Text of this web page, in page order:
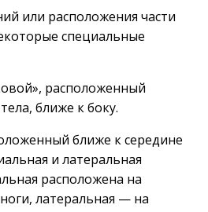
или расположения части
специальные
расположенный
ближе к боку.
ближе к середине
и латеральная
расположена на
латеральная — на